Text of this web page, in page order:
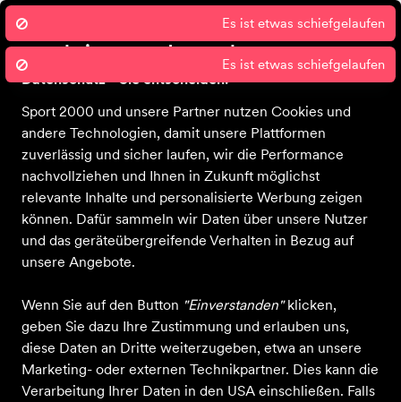
Wir nutzen Cookies um unsere Dienste
zu erbringen und zu verbessern.
Datenschutz - Sie entscheiden!
Sport 2000 und unsere Partner nutzen Cookies und
andere Technologien, damit unsere Plattformen
zuverlässig und sicher laufen, wir die Performance
nachvollziehen und Ihnen in Zukunft möglichst
relevante Inhalte und personalisierte Werbung zeigen
können. Dafür sammeln wir Daten über unsere Nutzer
und das geräteübergreifende Verhalten in Bezug auf
unsere Angebote.
Wenn Sie auf den Button "Einverstanden"klicken,
geben Sie dazu Ihre Zustimmung und erlauben uns,
diese Daten an Dritte weiterzugeben, etwa an unsere
Marketing- oder externen Technikpartner. Dies kann die
Verarbeitung Ihrer Daten in den USA einschließen. Falls
Startseite Filialen Kontakt Bekleidung Schuhe Ausrüstung
Quick Schuh
Rufen Sie uns an
Zum Profil
Mehr erfahren
Es ist etwas schiefgelaufen
Es ist etwas schiefgelaufen